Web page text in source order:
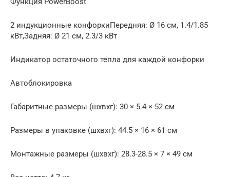
2 индукционные конфоркиПередняя: Ø 16 см, 1.4/1.85
кВт,Задняя: Ø 21 см, 2.3/3 кВт
Индикатор остаточного тепла для каждой конфорки
Автоблокировка
Габаритные размеры (шхвхг): 30 × 5.4 × 52 см
Размеры в упаковке (шхвхг): 44.5 × 16 × 61 см
Монтажные размеры (шхвхг): 28.3-28.5 × 7 × 49 см